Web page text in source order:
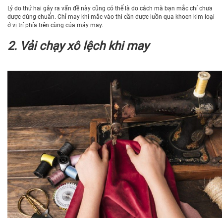
Lý do thứ hai gây ra vấn đề này cũng có thể là do cách mà bạn mắc chỉ chưa
được đúng chuẩn. Chỉ may khi mắc vào thì cần được luồn qua khoen kim loại
ở vị trí phía trên cùng của máy may.
2. Vải chạy xô lệch khi may